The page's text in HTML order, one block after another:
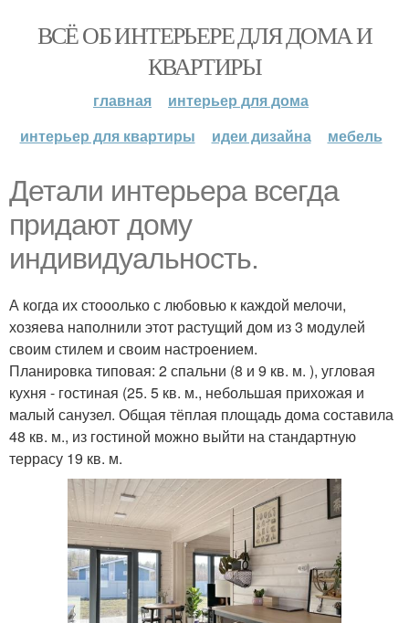
ВСЁ ОБ ИНТЕРЬЕРЕ ДЛЯ ДОМА И
КВАРТИРЫ
главная
интерьер для дома
интерьер для квартиры
идеи дизайна мебель
Детали интерьера всегда
придают дому
индивидуальность.
А когда их стооолько с любовью к каждой мелочи,
хозяева наполнили этот растущий дом из 3 модулей
своим стилем и своим настроением.
Планировка типовая: 2 спальни (8 и 9 кв. м. ), угловая
кухня - гостиная (25. 5 кв. м., небольшая прихожая и
малый санузел. Общая тёплая площадь дома составила
48 кв. м., из гостиной можно выйти на стандартную
террасу 19 кв. м.